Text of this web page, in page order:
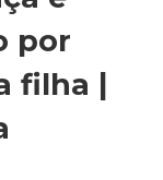
por
filha |